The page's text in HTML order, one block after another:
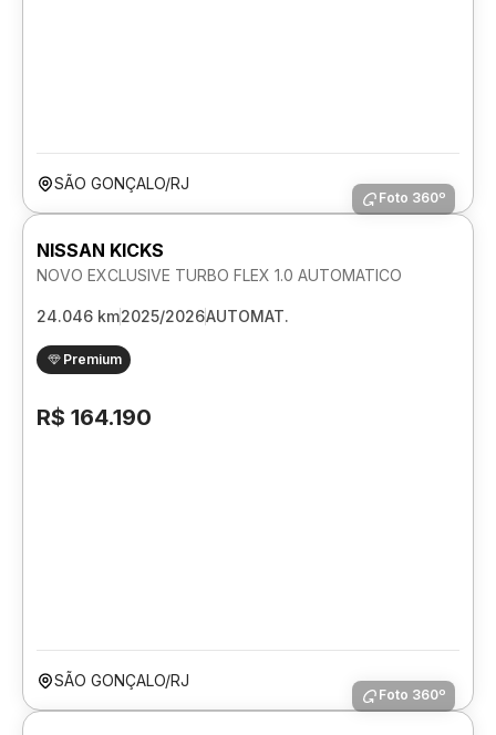
SÃO GONÇALO/RJ
Foto 360º
NISSAN KICKS
NOVO EXCLUSIVE TURBO FLEX 1.0 AUTOMATICO
24.046 km2025/2026AUTOMAT.
Premium
R$ 164.190
SÃO GONÇALO/RJ
Foto 360º